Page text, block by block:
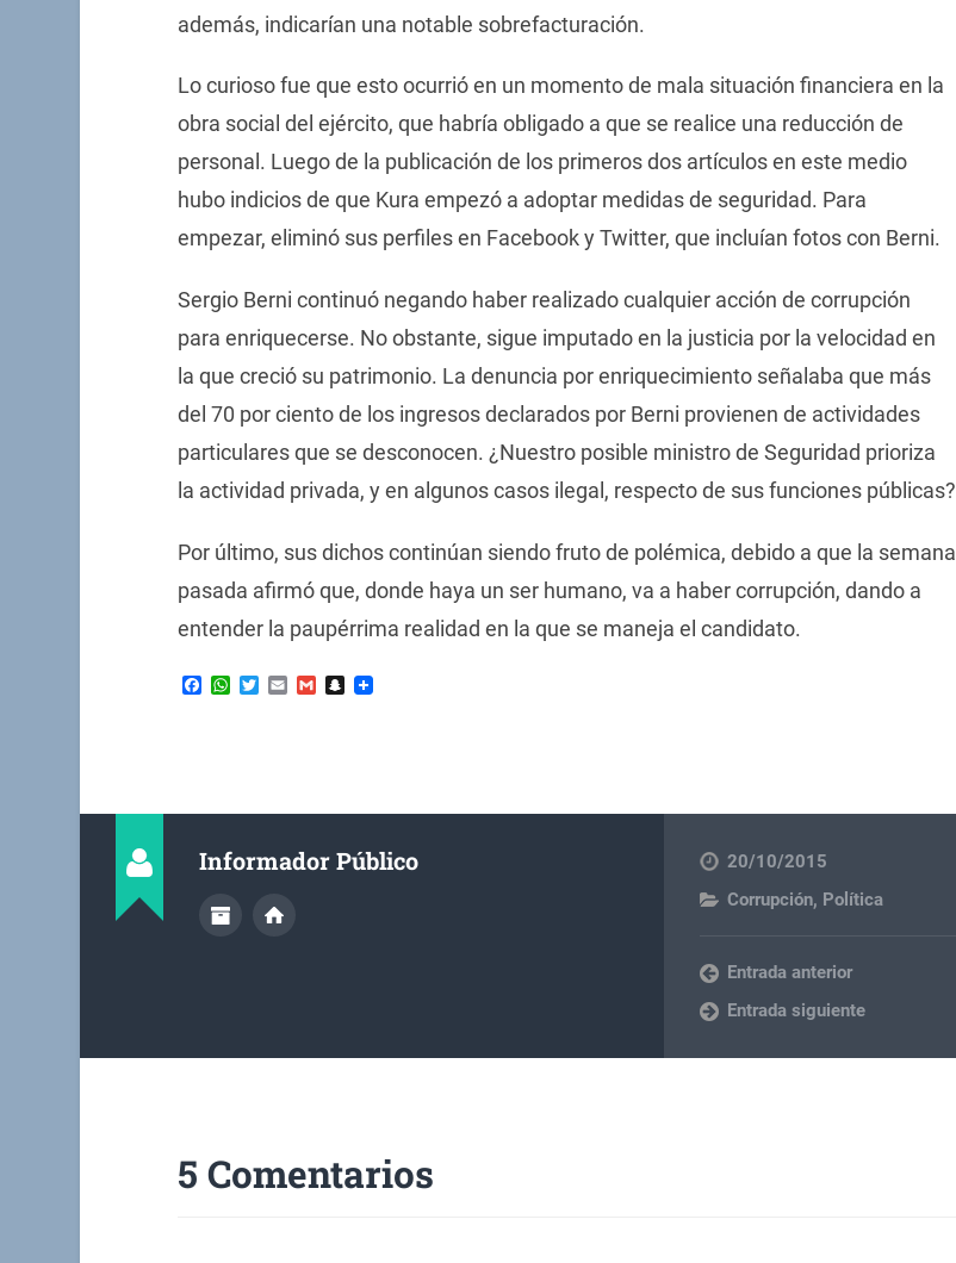
además, indicarían una notable sobrefacturación.
Lo curioso fue que esto ocurrió en un momento de mala situación financiera en la
obra social del ejército, que habría obligado a que se realice una reducción de
personal. Luego de la publicación de los primeros dos artículos en este medio
hubo indicios de que Kura empezó a adoptar medidas de seguridad. Para
empezar, eliminó sus perfiles en Facebook y Twitter, que incluían fotos con Berni.
Sergio Berni continuó negando haber realizado cualquier acción de corrupción
para enriquecerse. No obstante, sigue imputado en la justicia por la velocidad en
la que creció su patrimonio. La denuncia por enriquecimiento señalaba que más
del 70 por ciento de los ingresos declarados por Berni provienen de actividades
particulares que se desconocen. ¿Nuestro posible ministro de Seguridad prioriza
la actividad privada, y en algunos casos ilegal, respecto de sus funciones públicas?
Por último, sus dichos continúan siendo fruto de polémica, debido a que la semana
pasada afirmó que, donde haya un ser humano, va a haber corrupción, dando a
entender la paupérrima realidad en la que se maneja el candidato.
Facebook
WhatsApp
Twitter
EmailGmailSnapchat
Informador Público
20/10/2015
Corrupción, Política
Entrada anterior
Entrada siguiente
5 Comentarios